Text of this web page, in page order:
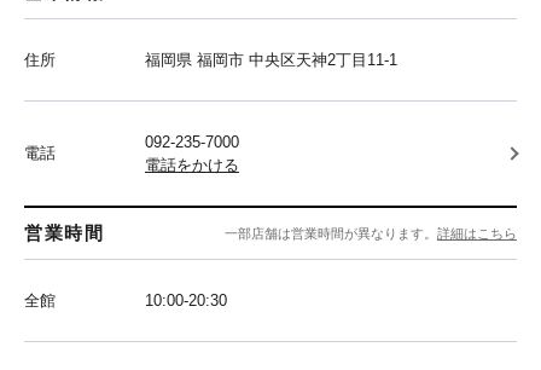
住所 福岡県 福岡市 中央区天神2丁目11-1
電話
092-235-7000
電話をかける
営業時間 一部店舗は営業時間が異なります。 詳細はこちら
全館 10:00-20:30